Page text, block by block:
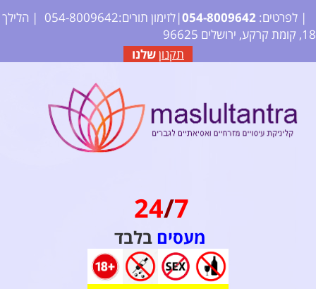
| לפרטים: 054-8009642 |לזימון תורים:054-8009642
| הלילך
18, קומת קרקע, ירושלים 96625
תקנוןשלנו
24/7
מעסים בלבד